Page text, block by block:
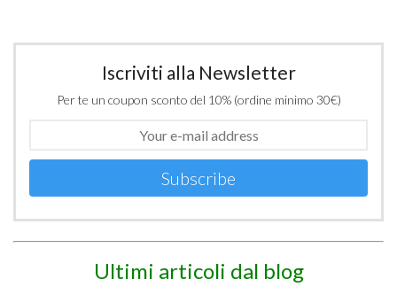
Iscriviti alla Newsletter
Per te un coupon sconto del 10% (ordine minimo 30€)
Subscribe
Ultimi articoli dal blog